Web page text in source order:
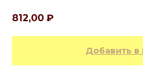
812,00 ₽
Добавить в